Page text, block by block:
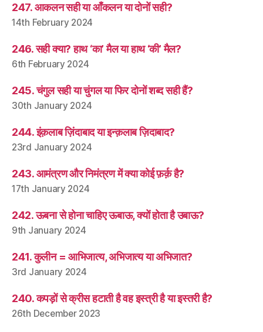
247. आकलन सही या आँकलन या दोनों सही?
14th February 2024
246. सही क्या? हाथ ‘का’ मैल या हाथ ‘की’ मैल?
6th February 2024
245. चंगुल सही या चुंगल या फिर दोनों शब्द सही हैं?
30th January 2024
244. इंक़लाब ज़िंदाबाद या इन्क़लाब ज़िदाबाद?
23rd January 2024
243. आमंत्रण और निमंत्रण में क्या कोई फ़र्क़ है?
17th January 2024
242. ऊबना से होना चाहिए ऊबाऊ, क्यों होता है उबाऊ?
9th January 2024
241. कुलीन = आभिजात्य, अभिजात्य या अभिजात?
3rd January 2024
240. कपड़ों से क्रीस हटाती है वह इस्त्री है या इस्तरी है?
26th December 2023